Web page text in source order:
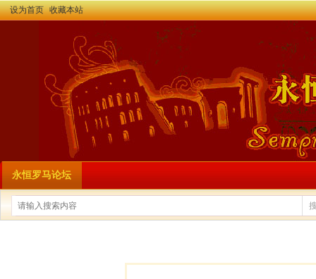
设为首页 收藏本站
永恒罗马论坛